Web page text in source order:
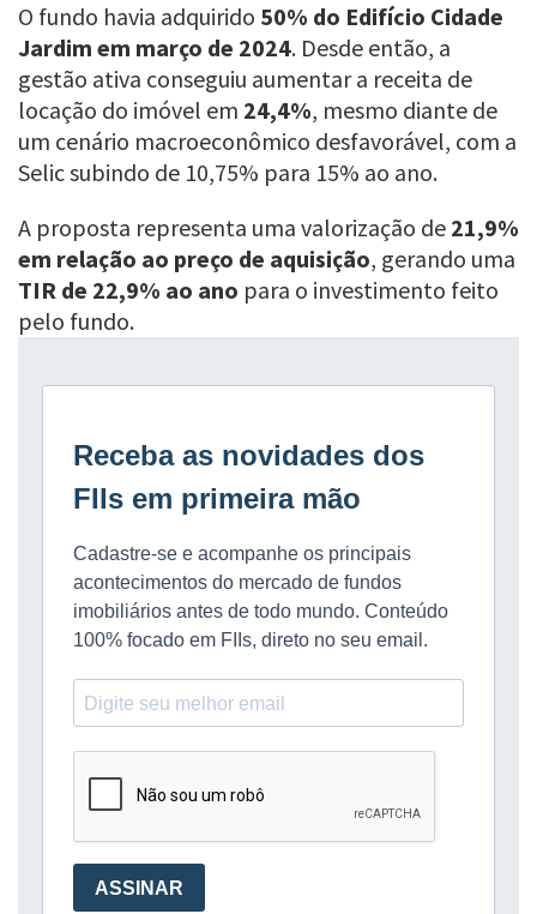
O fundo havia adquirido 50% do Edifício Cidade
Jardim em março de 2024. Desde então, a
gestão ativa conseguiu aumentar a receita de
locação do imóvel em 24,4%, mesmo diante de
um cenário macroeconômico desfavorável, com a
Selic subindo de 10,75% para 15% ao ano.
A proposta representa uma valorização de 21,9%
em relação ao preço de aquisição, gerando uma
TIR de 22,9% ao ano para o investimento feito
pelo fundo.